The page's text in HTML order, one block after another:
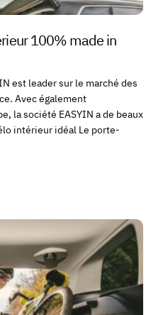
100% made in
est leader sur le marché des
Avec également
la société EASYIN a de beaux
intérieur idéal Le porte-